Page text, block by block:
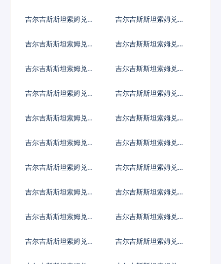
吉尔吉斯斯坦索姆兑巴
吉尔吉斯斯坦索姆兑印
吉尔吉斯斯坦索姆兑以
吉尔吉斯斯坦索姆兑印
吉尔吉斯斯坦索姆兑墨
吉尔吉斯斯坦索姆兑林
吉尔吉斯斯坦索姆兑新
吉尔吉斯斯坦索姆兑菲
吉尔吉斯斯坦索姆兑泰
吉尔吉斯斯坦索姆兑南
吉尔吉斯斯坦索姆兑冰
吉尔吉斯斯坦索姆兑新
吉尔吉斯斯坦索姆兑澳
吉尔吉斯斯坦索姆兑津
吉尔吉斯斯坦索姆兑阿
吉尔吉斯斯坦索姆兑阿
吉尔吉斯斯坦索姆兑阿
吉尔吉斯斯坦索姆兑亚
吉尔吉斯斯坦索姆兑安
吉尔吉斯斯坦索姆兑阿